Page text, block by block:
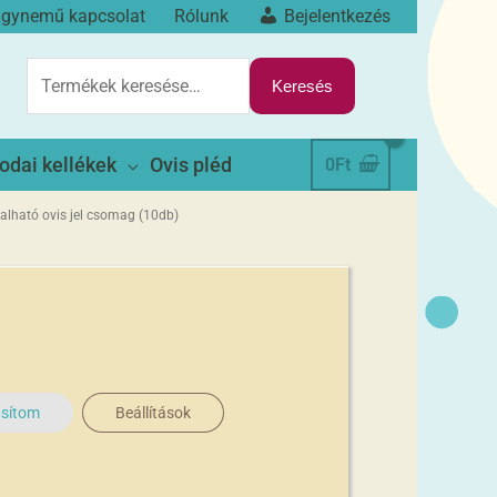
kapcsolat Rólunk
Bejelentkezés
Keresés
kellékek Ovis pléd 0Ft
ovis jel csomag (10db)
Beállítások